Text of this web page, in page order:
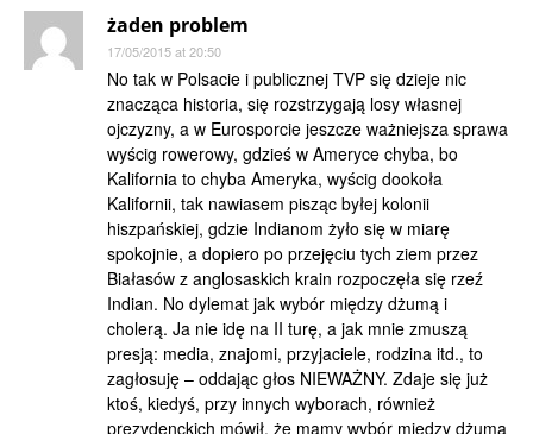
żaden problem
17/05/2015 at 20:50
No tak w Polsacie i publicznej TVP się dzieje nic
znacząca historia, się rozstrzygają losy własnej
ojczyzny, a w Eurosporcie jeszcze ważniejsza sprawa
wyścig rowerowy, gdzieś w Ameryce chyba, bo
Kalifornia to chyba Ameryka, wyścig dookoła
Kalifornii, tak nawiasem pisząc byłej kolonii
hiszpańskiej, gdzie Indianom żyło się w miarę
spokojnie, a dopiero po przejęciu tych ziem przez
Białasów z anglosaskich krain rozpoczęła się rzeź
Indian. No dylemat jak wybór między dżumą i
cholerą. Ja nie idę na II turę, a jak mnie zmuszą
presją: media, znajomi, przyjaciele, rodzina itd., to
zagłosuję – oddając głos NIEWAŻNY. Zdaje się już
ktoś, kiedyś, przy innych wyborach, również
prezydenckich mówił, że mamy wybór między dżumą